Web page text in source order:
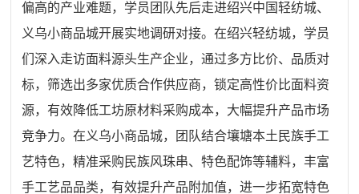
偏高的产业难题，学员团队先后走进绍兴中国轻纺城、
义乌小商品城开展实地调研对接。在绍兴轻纺城，学员
们深入走访面料源头生产企业，通过多方比价、品质对
标，筛选出多家优质合作供应商，锁定高性价比面料资
源，有效降低工坊原材料采购成本，大幅提升产品市场
竞争力。在义乌小商品城，团队结合壤塘本土民族手工
艺特色，精准采购民族风珠串、特色配饰等辅料，丰富
手工艺品品类，有效提升产品附加值，进一步拓宽特色